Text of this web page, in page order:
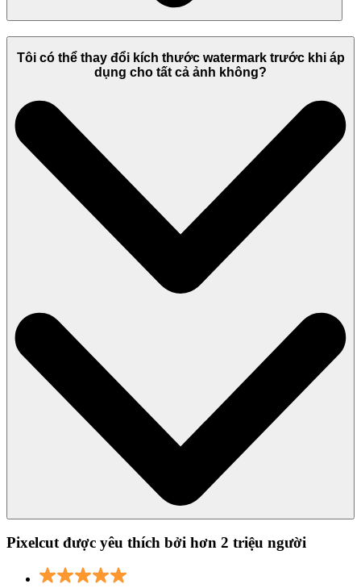
Tôi có thể thay đổi kích thước watermark trước khi áp
dụng cho tất cả ảnh không?
Pixelcut được yêu thích bởi hơn 2 triệu người